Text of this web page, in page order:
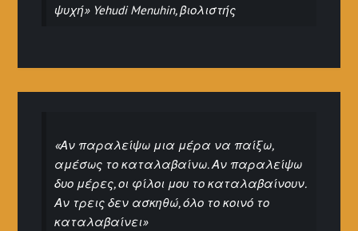
ψυχή» Yehudi Menuhin, βιολιστής
«Αν παραλείψω μια μέρα να παίξω,
αμέσως το καταλαβαίνω. Αν παραλείψω
δυο μέρες, οι φίλοι μου το καταλαβαίνουν.
Αν τρεις δεν ασκηθώ, όλο το κοινό το
καταλαβαίνει»